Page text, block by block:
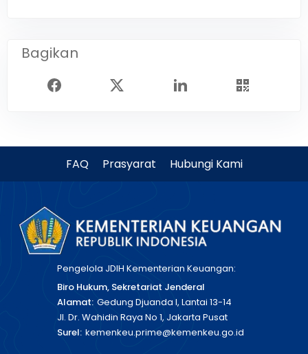
Bagikan
FAQ Prasyarat Hubungi Kami
Pengelola JDIH Kementerian Keuangan:
Biro Hukum, Sekretariat Jenderal
Alamat: Gedung Djuanda I, Lantai 13-14
Jl. Dr. Wahidin Raya No 1, Jakarta Pusat
Surel: kemenkeu.prime@kemenkeu.go.id